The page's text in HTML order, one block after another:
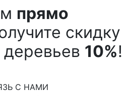
прямо
скидку
деревьев 10%!
С НАМИ